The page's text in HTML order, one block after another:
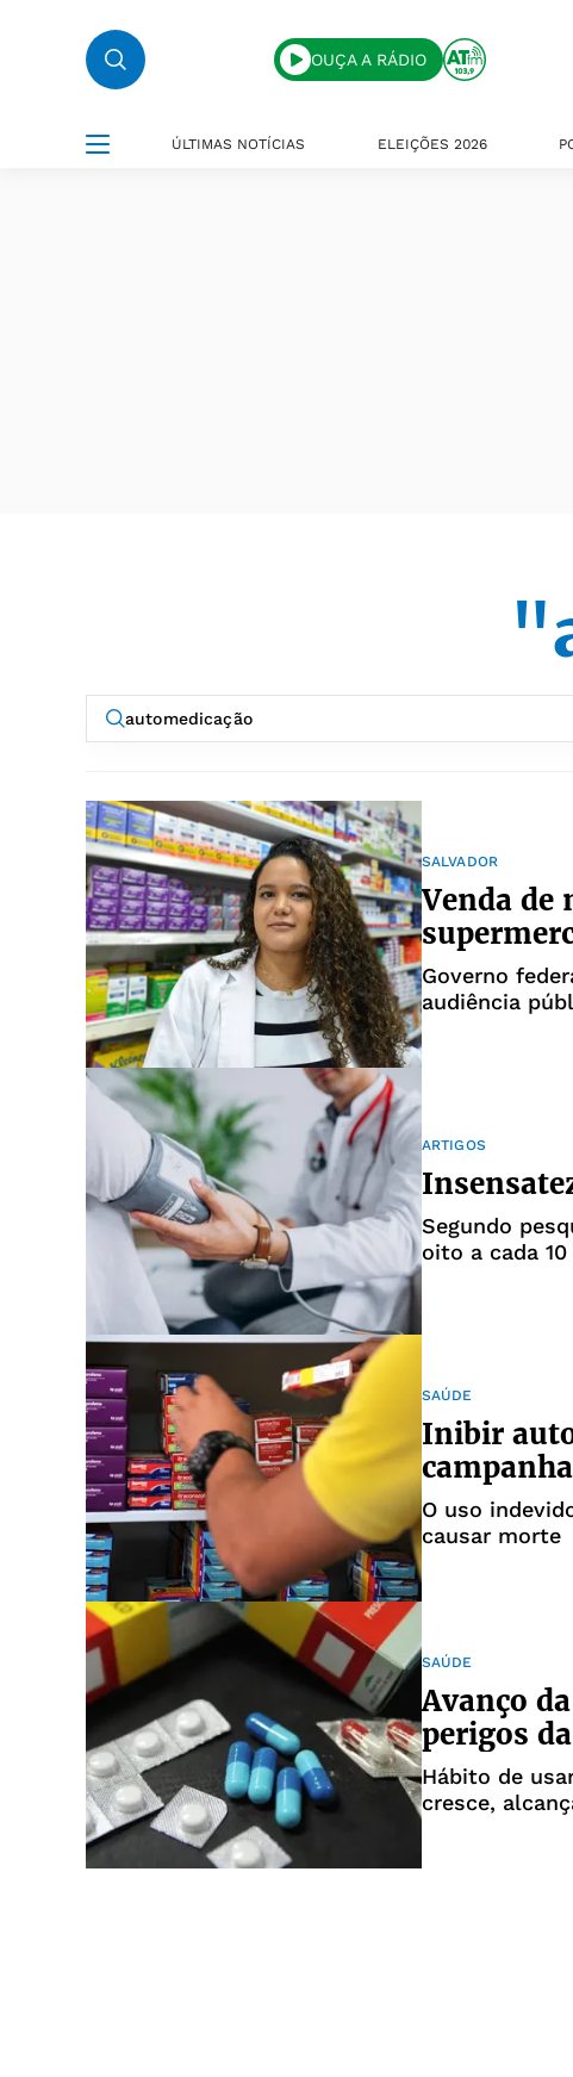
OUÇA A RÁDIO
ÚLTIMAS NOTÍCIAS ELEIÇÕES 2026
SALVADOR
Venda de
Governo
audiência
ARTIGOS
Segundo
oito a cada
SAÚDE
Inibir
O uso
causar morte
SAÚDE
Avanço
perigos
Hábito de
cresce,